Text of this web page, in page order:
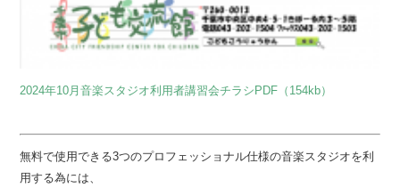
2024年10月音楽スタジオ利用者講習会チラシPDF（154kb）
無料で使用できる3つのプロフェッショナル仕様の音楽スタジオを利
用する為には、